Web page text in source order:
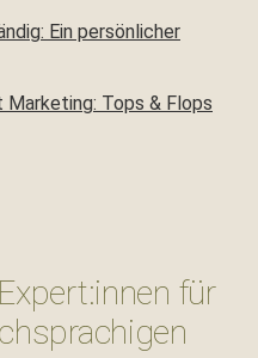
Ein persönlicher
Marketing: Tops & Flops
für